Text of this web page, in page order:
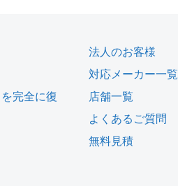
完全に復
法人のお客様
対応メーカー一覧
店舗一覧
よくあるご質問
無料見積